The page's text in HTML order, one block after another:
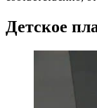
Детское